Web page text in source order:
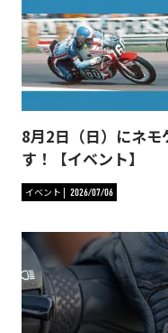
8月2日（日）にネモ
す！【イベント】
イベント 2026/07/06